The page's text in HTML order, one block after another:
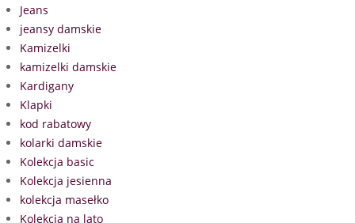
Jeans
jeansy damskie
Kamizelki
kamizelki damskie
Kardigany
Klapki
kod rabatowy
kolarki damskie
Kolekcja basic
Kolekcja jesienna
kolekcja masełko
Kolekcja na lato